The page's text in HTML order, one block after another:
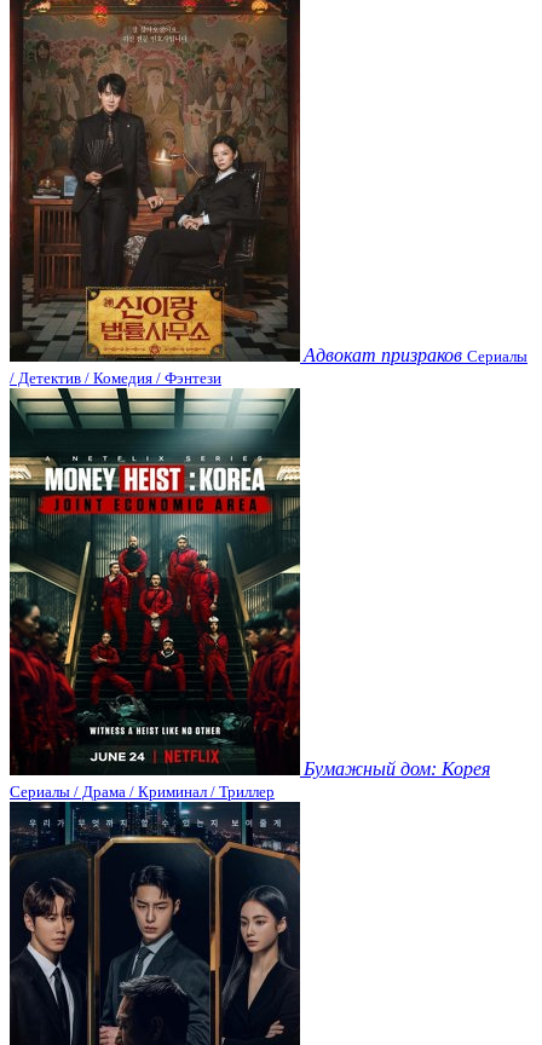
Адвокат призраков Сериалы
/ Детектив / Комедия / Фэнтези
Бумажный дом: Корея
Сериалы / Драма / Криминал / Триллер